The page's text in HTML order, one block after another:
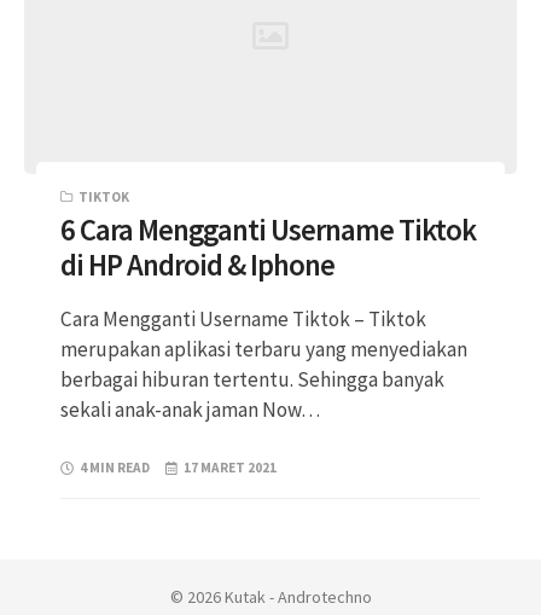
TIKTOK
6 Cara Mengganti Username Tiktok
di HP Android & Iphone
Cara Mengganti Username Tiktok – Tiktok
merupakan aplikasi terbaru yang menyediakan
berbagai hiburan tertentu. Sehingga banyak
sekali anak-anak jaman Now…
4 MIN READ 17 MARET 2021
© 2026 Kutak - Androtechno